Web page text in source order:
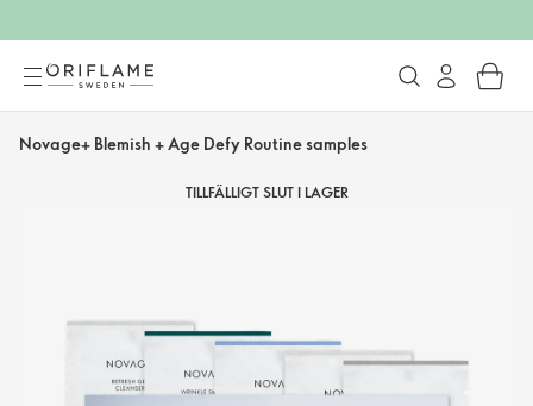
Novage+ Blemish + Age Defy Routine samples
TILLFÄLLIGT SLUT I LAGER